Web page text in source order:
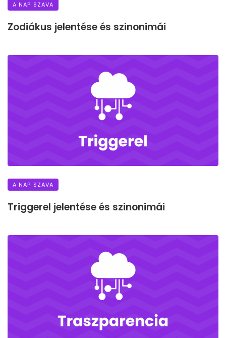
A NAP SZAVA
Zodiákus jelentése és szinonimái
A NAP SZAVA
Triggerel jelentése és szinonimái